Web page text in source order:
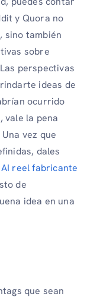
y Quora no
sino también
sobre
perspectivas
ideas de
ocurrido
vale la pena
vez que
dales
AI reel fabricante
de
idea en una
que sean